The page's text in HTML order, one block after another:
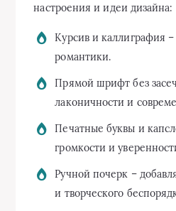
настроения и идеи дизайна:
Курсив и каллиграфия
романтики.
Прямой шрифт без
лаконичности и
Печатные буквы и
громкости и
Ручной почерк –
и творческого